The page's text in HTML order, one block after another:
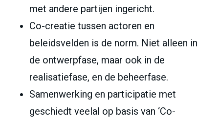
met andere partijen ingericht.
Co-creatie tussen actoren en
beleidsvelden is de norm. Niet alleen in
de ontwerpfase, maar ook in de
realisatiefase, en de beheerfase.
Samenwerking en participatie met
geschiedt veelal op basis van ‘Co-